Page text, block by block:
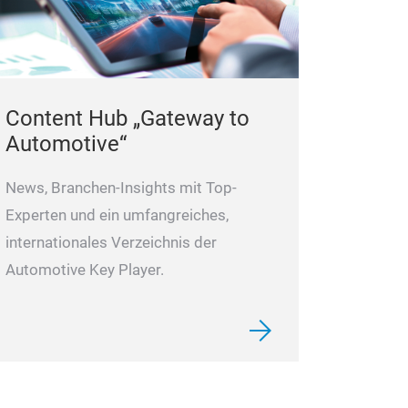
Content Hub „Gateway to
Automotive“
News, Branchen-Insights mit Top-
Experten und ein umfangreiches,
internationales Verzeichnis der
Automotive Key Player.